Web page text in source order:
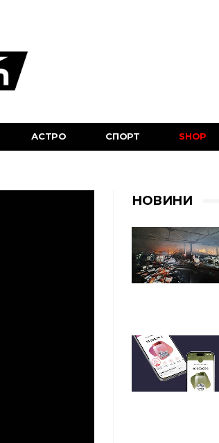
АСТРО СПОРТ SHOP
НОВИНИ